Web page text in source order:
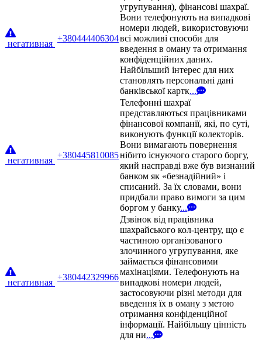
негативная
+380444406304
угрупування), фінансові шахраї.
Вони телефонують на випадкові
номери людей, використовуючи
всі можливі способи для
введення в оману та отримання
конфіденційних даних.
Найбільший інтерес для них
становлять персональні дані
банківської картк...
негативная
+380445810085
Телефонні шахраї
представляються працівниками
фінансової компанії, які, по суті,
виконують функції колекторів.
Вони вимагають повернення
нібито існуючого старого боргу,
який насправді вже був визнаний
банком як «безнадійний» і
списаний. За їх словами, вони
придбали право вимоги за цим
боргом у банку...
негативная
+380442329966
Дзвінок від працівника
шахрайського кол-центру, що є
частиною організованого
злочинного угрупування, яке
займається фінансовими
махінаціями. Телефонують на
випадкові номери людей,
застосовуючи різні методи для
введення їх в оману з метою
отримання конфіденційної
інформації. Найбільшу цінність
для ни...